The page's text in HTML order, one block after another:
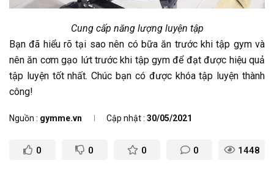
Cung cấp năng lượng luyện tập
Bạn đã hiểu rõ tại sao nên có bữa ăn trước khi tập gym và
nên ăn cơm gạo lứt trước khi tập gym để đạt được hiệu quả
tập luyện tốt nhất. Chúc bạn có được khóa tập luyện thành
công!
Nguồn gymme.vn Cập nhật 30/05/2021
0 0 0 0 1448